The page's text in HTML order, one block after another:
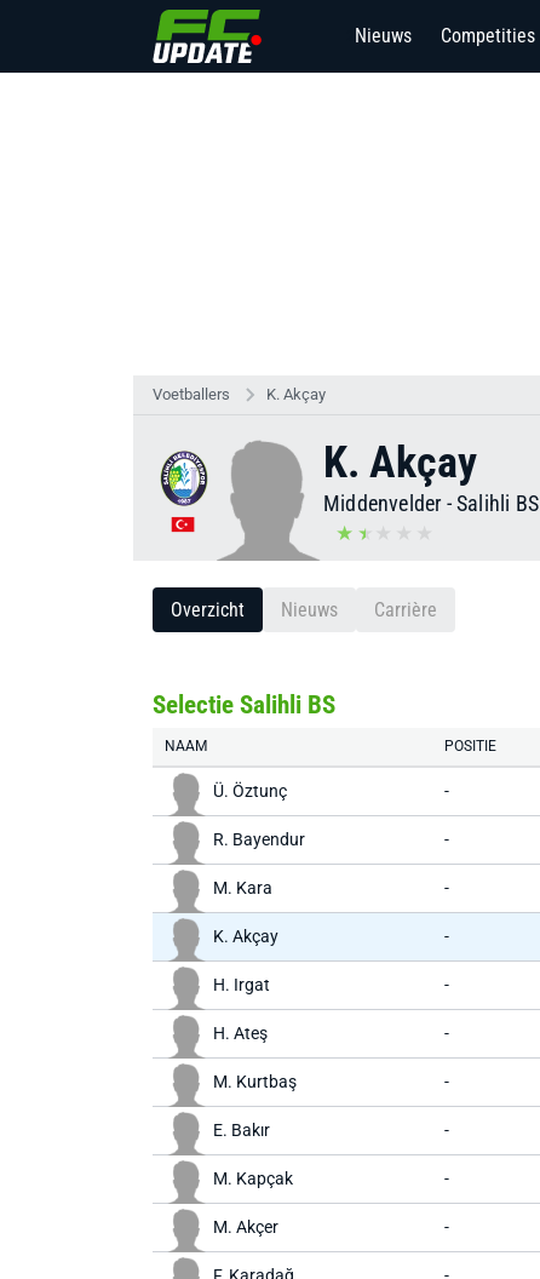
Nieuws Competities
Voetballers K. Akçay
K. Akçay
Middenvelder -Salihli BS
Overzicht Nieuws Carrière
Selectie Salihli BS
NAAM POSITIE
Ü. Öztunç -
R. Bayendur -
M. Kara -
K. Akçay -
H. Irgat -
H. Ateş -
M. Kurtbaş -
E. Bakır -
M. Kapçak -
M. Akçer -